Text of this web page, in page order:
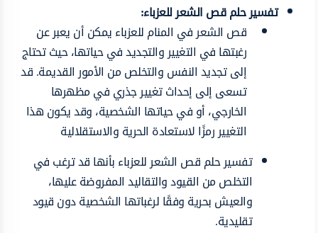
تفسير حلم قص الشعر للعزباء:
قص الشعر في المنام للعزباء يمكن أن يعبر عن
رغبتها في التغيير والتجديد في حياتها، حيث تحتاج
إلى تجديد النفس والتخلص من الأمور القديمة. قد
تسعى إلى إحداث تغيير جذري في مظهرها
الخارجي، أو في حياتها الشخصية، وقد يكون هذا
التغيير رمزًا لاستعادة الحرية والاستقلالية
تفسير حلم قص الشعر للعزباء بأنها قد ترغب في
التخلص من القيود والتقاليد المفروضة عليها،
والعيش بحرية وفقًا لرغباتها الشخصية دون قيود
تقليدية.